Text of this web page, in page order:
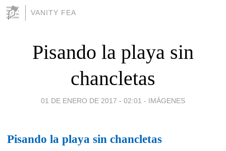
VANITY FEA
Pisando la playa sin
chancletas
01 DE ENERO DE 2017 - 02:01 - IMÁGENES
Pisando la playa sin chancletas